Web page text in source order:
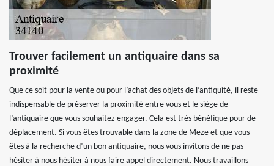
Trouver facilement un antiquaire dans sa
proximité
Que ce soit pour la vente ou pour l’achat des objets de l’antiquité, il reste
indispensable de préserver la proximité entre vous et le siège de
l’antiquaire que vous souhaitez engager. Cela est très bénéfique pour de
déplacement. Si vous êtes trouvable dans la zone de Meze et que vous
êtes à la recherche d’un bon antiquaire, nous vous invitons de ne pas
hésiter à nous hésiter à nous faire appel directement. Nous travaillons